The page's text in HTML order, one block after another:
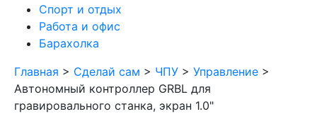
Спорт и отдых
Работа и офис
Барахолка
Главная > Сделай сам > ЧПУ > Управление >
Автономный контроллер GRBL для
гравировального станка, экран 1.0"